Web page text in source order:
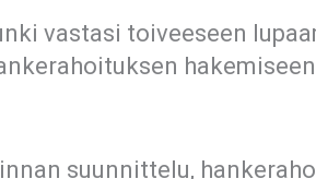
vastasi toiveeseen
suunnittelu,